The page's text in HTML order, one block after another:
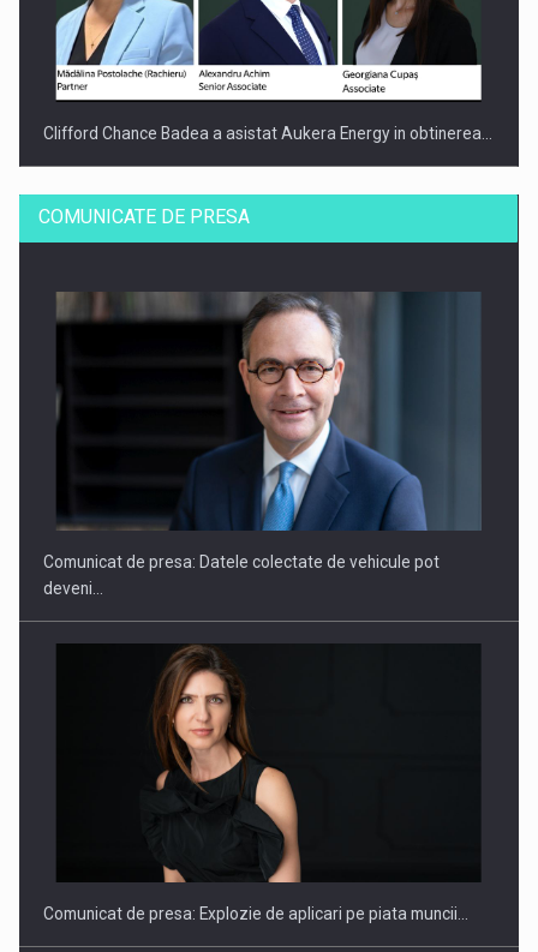
Clifford Chance Badea a asistat Aukera Energy in obtinerea…
SAPTE PERSONALITATI DIN MEDIUL DE AFACERI, ACADEMIC
Hard Enduro Piatra Craiului 2026, fueled by benzinariile RO…
COMUNICATE DE PRESA
Comunicat de presa: Datele colectate de vehicule pot
deveni…
Comunicat de presa: Explozie de aplicari pe piata muncii…